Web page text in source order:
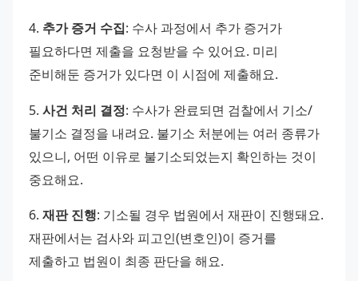
4. 추가 증거 수집: 수사 과정에서 추가 증거가
필요하다면 제출을 요청받을 수 있어요. 미리
준비해둔 증거가 있다면 이 시점에 제출해요.
5. 사건 처리 결정: 수사가 완료되면 검찰에서 기소/
불기소 결정을 내려요. 불기소 처분에는 여러 종류가
있으니, 어떤 이유로 불기소되었는지 확인하는 것이
중요해요.
6. 재판 진행: 기소될 경우 법원에서 재판이 진행돼요.
재판에서는 검사와 피고인(변호인)이 증거를
제출하고 법원이 최종 판단을 해요.